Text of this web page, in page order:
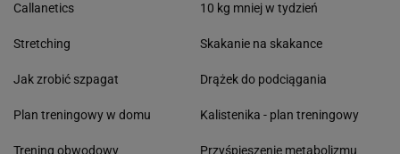
Callanetics
Stretching
Jak zrobić szpagat
Plan treningowy w domu
Trening obwodowy
10 kg mniej w tydzień
Skakanie na skakance
Drążek do podciągania
Kalistenika - plan treningowy
Przyśpieszenie metabolizmu